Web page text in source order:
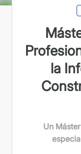
la
Un